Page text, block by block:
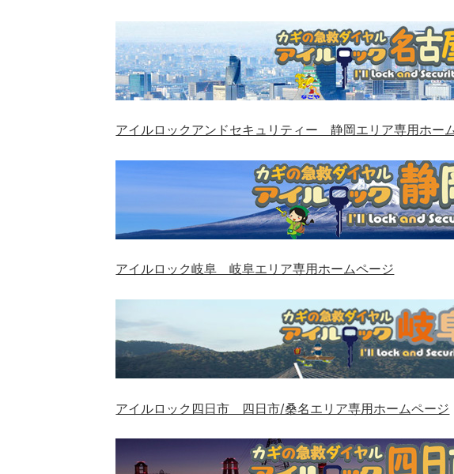
アイルロックアンドセキュリティー 静岡エリア専用ホー
アイルロック岐阜 岐阜エリア専用ホームページ
アイルロック四日市 四日市/桑名エリア専用ホームページ